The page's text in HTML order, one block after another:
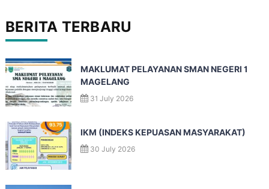
BERITA TERBARU
MAKLUMAT PELAYANAN SMAN NEGERI 1
MAGELANG
31 July 2026
IKM (INDEKS KEPUASAN MASYARAKAT)
30 July 2026